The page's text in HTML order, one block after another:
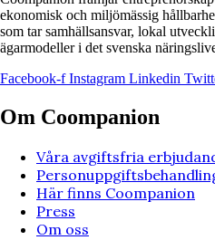
ekonomisk och miljömässig
som tar samhällsansvar, lokal
ägarmodeller i det svenska
Facebook-f Instagram Linkedin
Om Coompanion
Våra avgiftsfria
Här finns Coompanion
Press
Om oss